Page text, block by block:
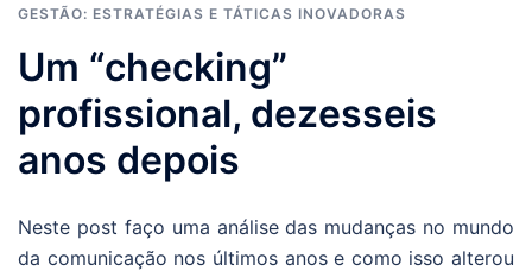
GESTÃO: ESTRATÉGIAS E TÁTICAS INOVADORAS
Um “checking”
profissional, dezesseis
anos depois
Neste post faço uma análise das mudanças no mundo
da comunicação nos últimos anos e como isso alterou